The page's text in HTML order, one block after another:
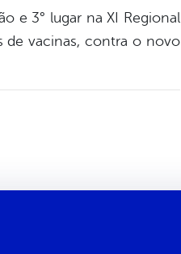
e 3° lugar na XI Regional
de vacinas, contra o novo